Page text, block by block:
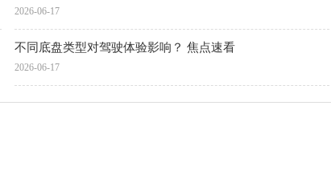
2026-06-17
不同底盘类型对驾驶体验影响？ 焦点速看
2026-06-17